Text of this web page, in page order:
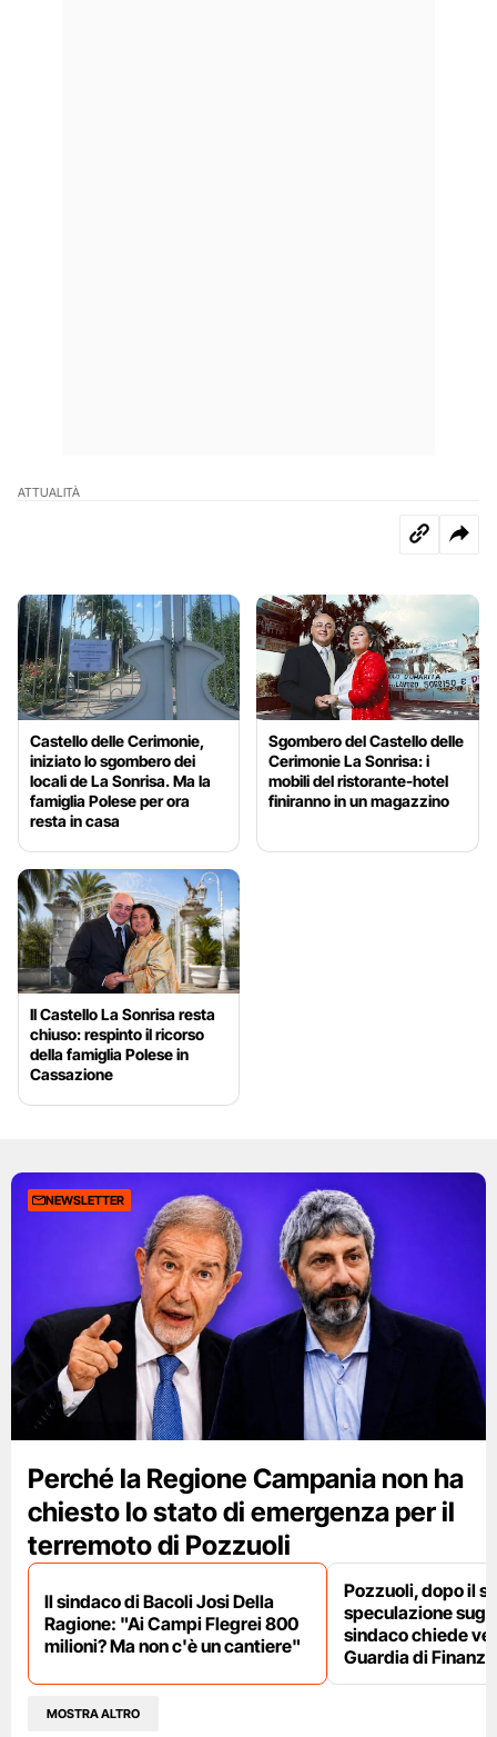
ATTUALITÀ
Castello delle Cerimonie,
iniziato lo sgombero dei
locali de La Sonrisa. Ma la
famiglia Polese per ora
resta in casa
Sgombero del Castello delle
Cerimonie La Sonrisa: i
mobili del ristorante-hotel
finiranno in un magazzino
Il Castello La Sonrisa resta
chiuso: respinto il ricorso
della famiglia Polese in
Cassazione
NEWSLETTER
Perché la Regione Campania non ha
chiesto lo stato di emergenza per il
terremoto di Pozzuoli
Il sindaco di Bacoli Josi Della
Ragione: "Ai Campi Flegrei 800
milioni? Ma non c'è un cantiere"
Pozzuoli, dopo il
speculazione
sindaco chiede
Guardia di Finanza
MOSTRA ALTRO